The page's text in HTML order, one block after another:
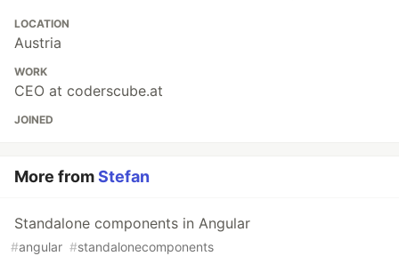
LOCATION
Austria
WORK
CEO at coderscube.at
JOINED
More fromStefan
Standalone components in Angular
#angular #standalonecomponents